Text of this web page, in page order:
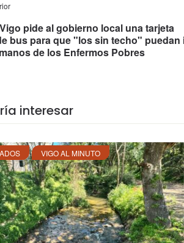
pide al gobierno local una tarjeta
bus para que "los sin techo" puedan
de los Enfermos Pobres
interesar
VIGO AL MINUTO